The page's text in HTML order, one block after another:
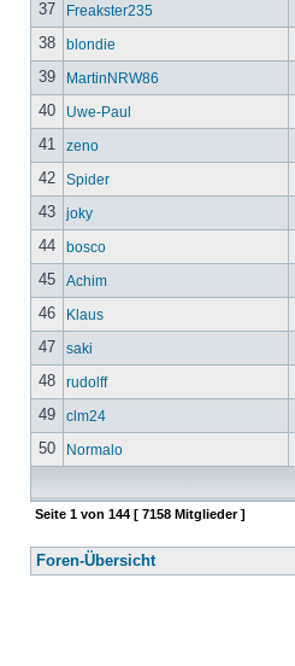
37 Freakster235
38 blondie
39 MartinNRW86
40 Uwe-Paul
41 zeno
42 Spider
43 joky
44 bosco
45 Achim
46 Klaus
47 saki
48 rudolff
49 clm24
50 Normalo
Seite 1 von 144 [ 7158 Mitglieder ]
Foren-Übersicht